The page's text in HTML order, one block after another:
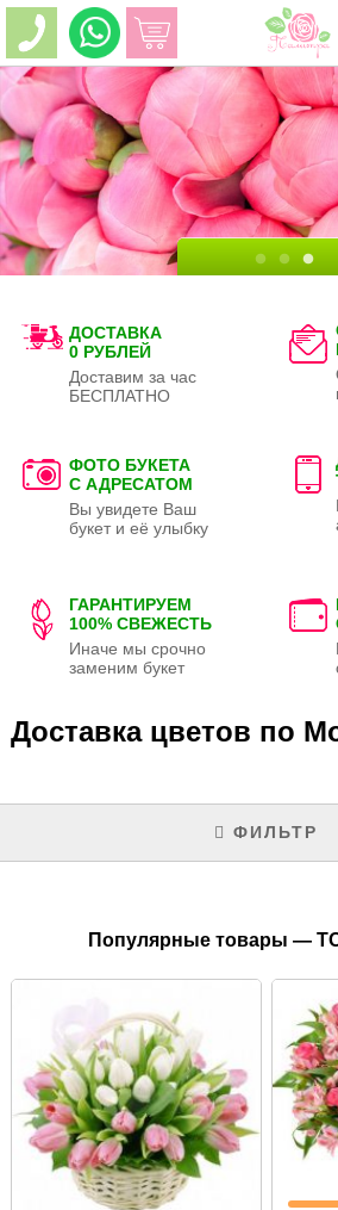
ДОСТАВКА
0 РУБЛЕЙ
Доставим за час
БЕСПЛАТНО
ФОТО БУКЕТА
С АДРЕСАТОМ
Вы увидете Ваш
букет и её улыбку
ГАРАНТИРУЕМ
100% СВЕЖЕСТЬ
Иначе мы срочно
заменим букет
Доставка цветов по
ФИЛЬТР
Популярные товары —